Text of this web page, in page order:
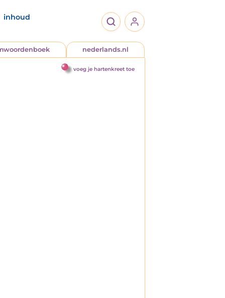
inhoud
nederlands.nl
voeg je hartenkreet toe